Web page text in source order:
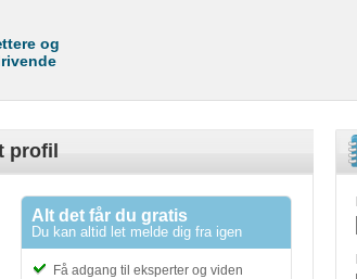
og
profil
Alt det får du gratis
Du kan altid let melde dig fra igen
Få adgang til eksperter og viden